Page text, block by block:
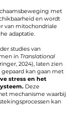
met
en wordt
van mitochondriale
adaptatie.
studies van
in Translational
2024), laten zien
gepaard kan gaan met
stress en het
Deze
mechanisme waarbij
kan